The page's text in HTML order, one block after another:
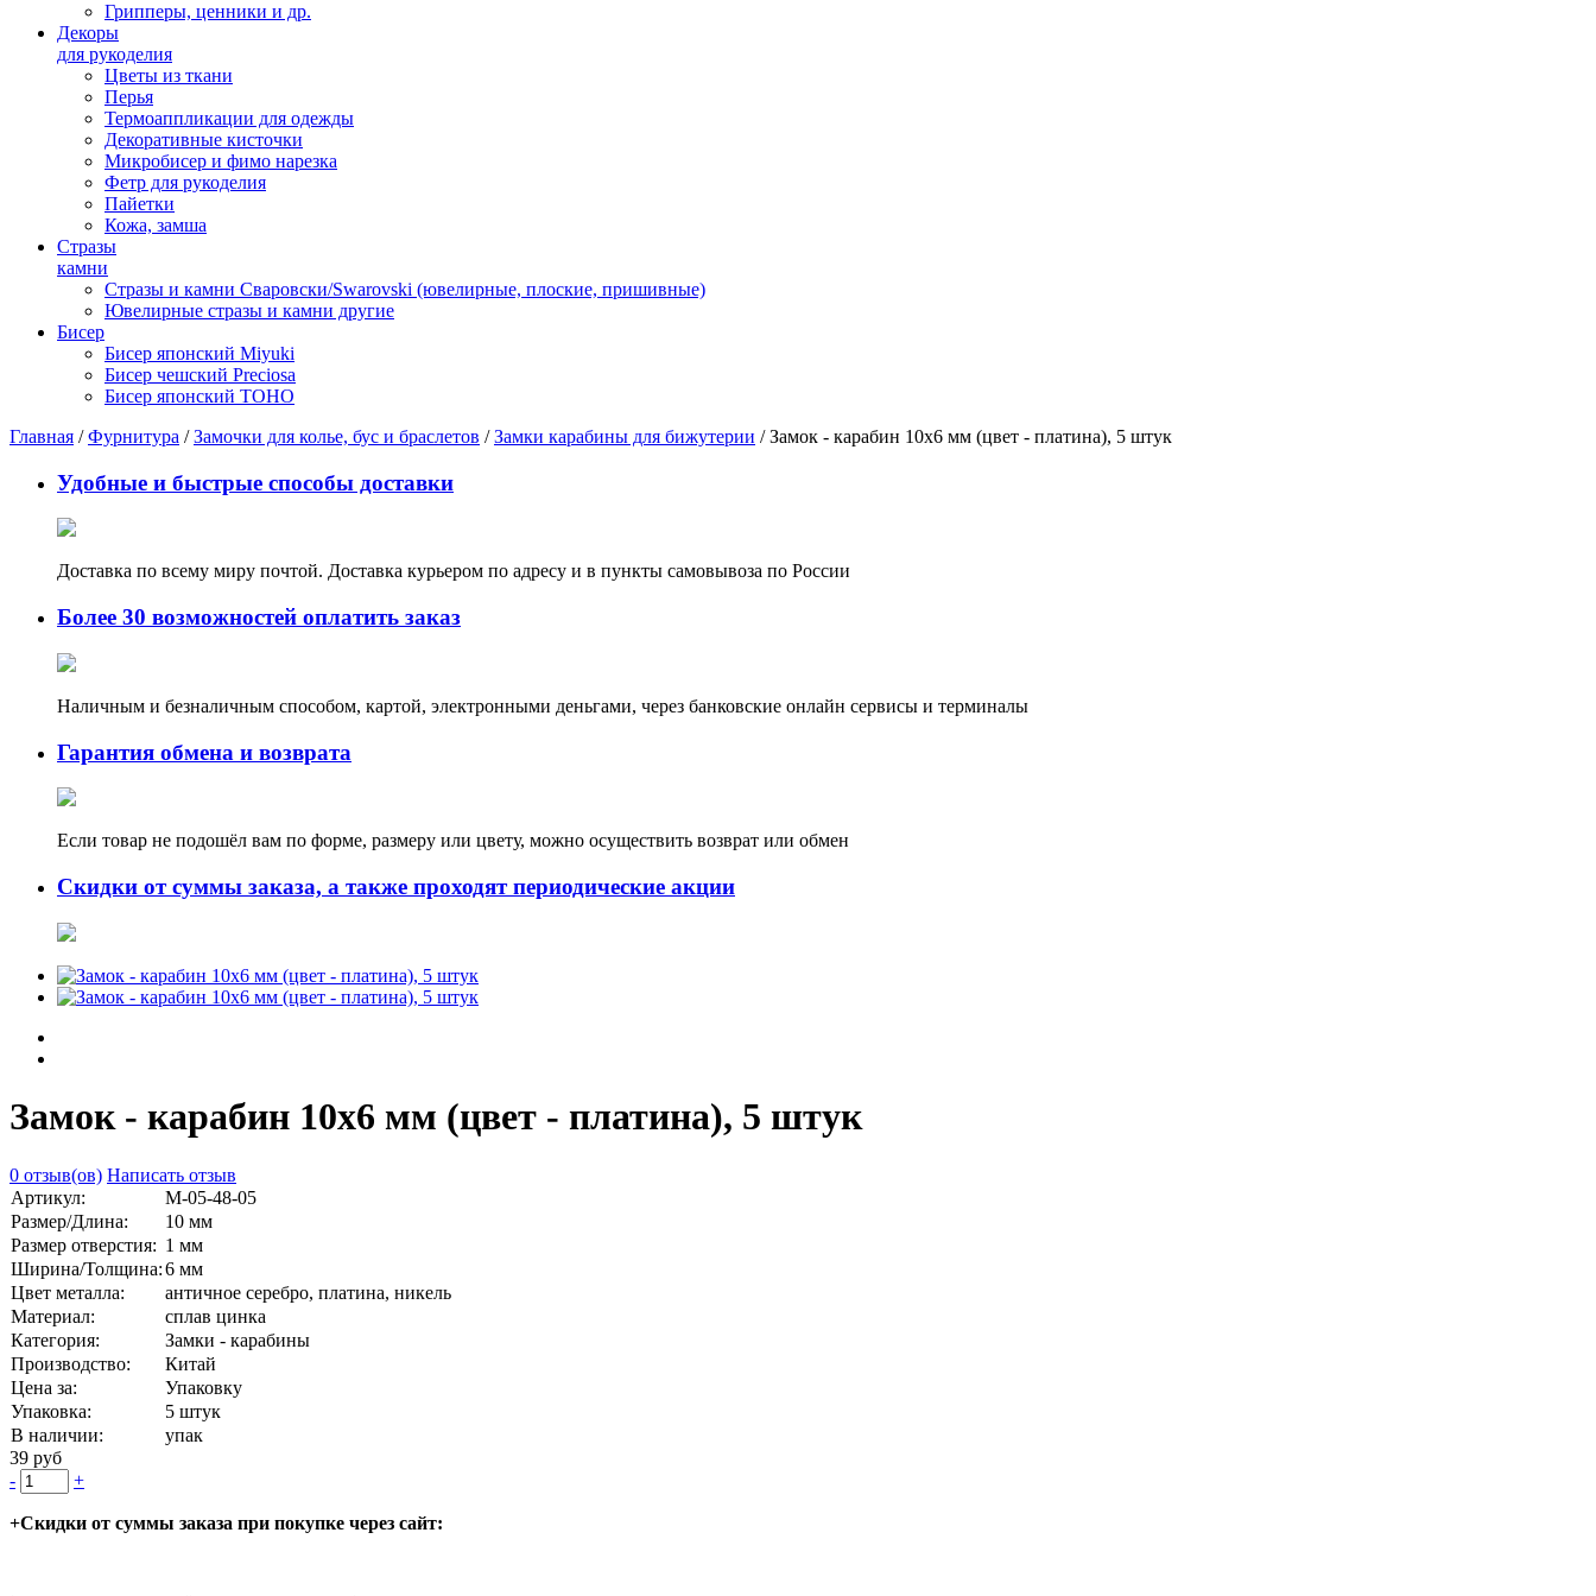
Грипперы, ценники и др.
Декоры
для рукоделия
Цветы из ткани
Перья
Термоаппликации для одежды
Декоративные кисточки
Микробисер и фимо нарезка
Фетр для рукоделия
Пайетки
Кожа, замша
Стразы
камни
Стразы и камни Сваровски/Swarovski (ювелирные, плоские, пришивные)
Ювелирные стразы и камни другие
Бисер
Бисер японский Miyuki
Бисер чешский Preciosa
Бисер японский TOHO
Главная /Фурнитура /Замочки для колье, бус и браслетов /Замки карабины для бижутерии / Замок - карабин 10х6 мм (цвет - платина), 5 штук
Удобные и быстрые способы доставки
Доставка по всему миру почтой. Доставка курьером по адресу и в пункты самовывоза по России
Более 30 возможностей оплатить заказ
Наличным и безналичным способом, картой, электронными деньгами, через банковские онлайн сервисы и терминалы
Гарантия обмена и возврата
Если товар не подошёл вам по форме, размеру или цвету, можно осуществить возврат или обмен
Скидки от суммы заказа, а также проходят периодические акции
Замок - карабин 10х6 мм (цвет - платина), 5 штук
0 отзыв(ов) Написать отзыв
Артикул:
М-05-48-05
Размер/Длина:
10 мм
Размер отверстия: 1 мм
Ширина/Толщина:6 мм
Цвет металла:
античное серебро, платина, никель
Материал:
сплав цинка
Категория:
Замки - карабины
Производство:
Китай
Цена за:
Упаковку
Упаковка:
5 штук
В наличии:
упак
39 руб
-
+
+Скидки от суммы заказа при покупке через сайт: